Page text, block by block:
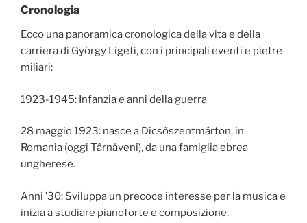
Cronologia
Ecco una panoramica cronologica della vita e della
carriera di György Ligeti, con i principali eventi e pietre
miliari:
1923-1945: Infanzia e anni della guerra
28 maggio 1923: nasce a Dicsőszentmárton, in
Romania (oggi Târnăveni), da una famiglia ebrea
ungherese.
Anni ’30: Sviluppa un precoce interesse per la musica e
inizia a studiare pianoforte e composizione.